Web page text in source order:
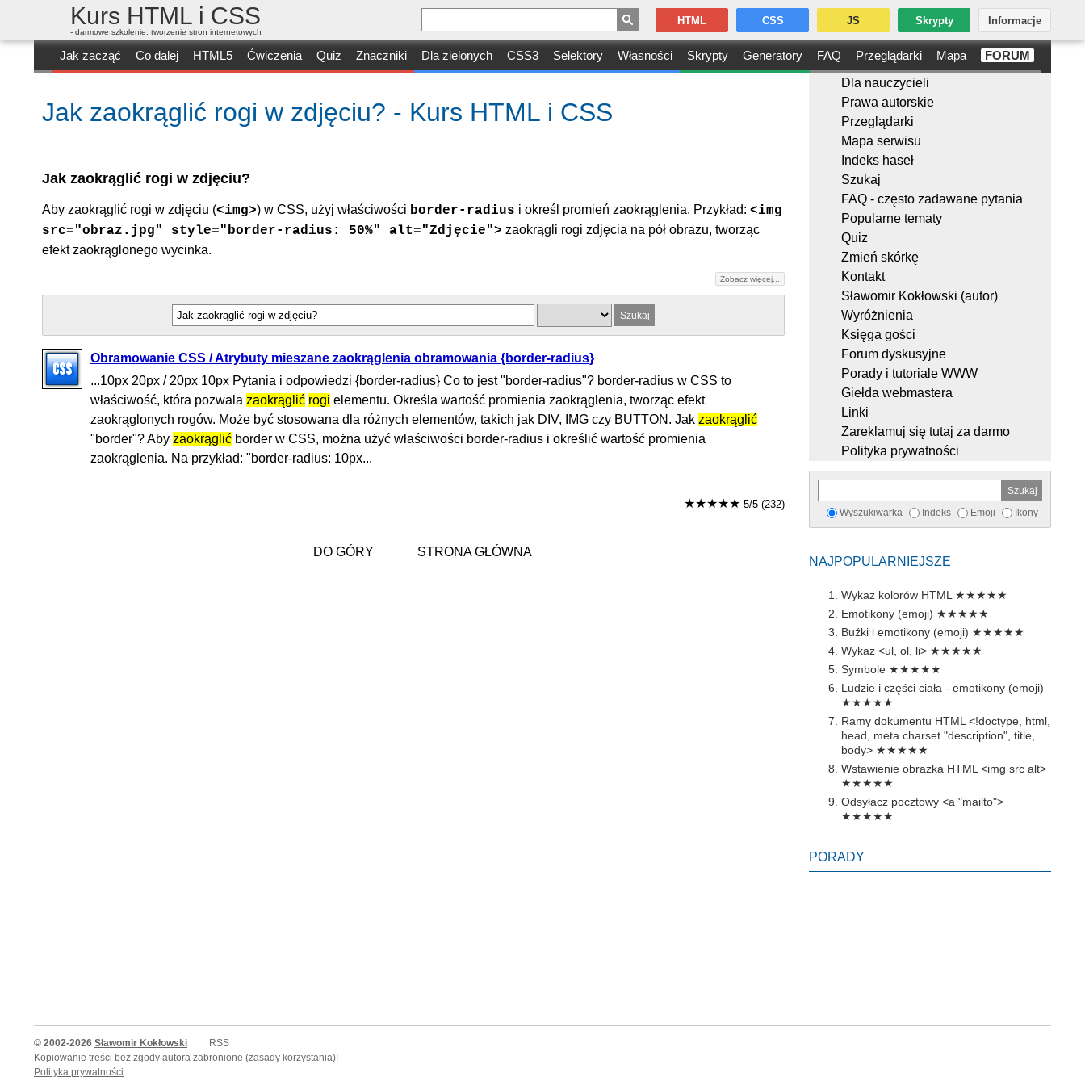
Kurs HTML i CSS
- darmowe szkolenie: tworzenie stron internetowych
Jak zacząć Co dalej HTML5 Ćwiczenia Quiz Znaczniki Dla zielonych CSS3 Selektory Własności Skrypty Generatory FAQ Przeglądarki Mapa FORUM
HTML CSS JS Skrypty Informacje
Dla nauczycieli
Prawa autorskie
Przeglądarki
Mapa serwisu
Indeks haseł
Szukaj
FAQ - często zadawane pytania
Popularne tematy
Quiz
Zmień skórkę
Kontakt
Sławomir Kokłowski (autor)
Wyróżnienia
Księga gości
Forum dyskusyjne
Porady i tutoriale WWW
Giełda webmastera
Linki
Zareklamuj się tutaj za darmo
Polityka prywatności
Wyszukiwarka Indeks Emoji Ikony
NAJPOPULARNIEJSZE
Wykaz kolorów HTML ★★★★★
Emotikony (emoji) ★★★★★
Buźki i emotikony (emoji) ★★★★★
Wykaz <ul, ol, li> ★★★★★
Symbole ★★★★★
Ludzie i części ciała - emotikony (emoji)
★★★★★
Ramy dokumentu HTML <!doctype, html,
head, meta charset "description", title,
body> ★★★★★
Wstawienie obrazka HTML <img src alt>
★★★★★
Odsyłacz pocztowy <a "mailto">
★★★★★
PORADY
Jak zaokrąglić rogi w zdjęciu? - Kurs HTML i CSS
Jak zaokrąglić rogi w zdjęciu?
Aby zaokrąglić rogi w zdjęciu (<img>) w CSS, użyj właściwości border-radius i określ promień zaokrąglenia. Przykład: <img
src="obraz.jpg" style="border-radius: 50%" alt="Zdjęcie"> zaokrągli rogi zdjęcia na pół obrazu, tworząc
efekt zaokrąglonego wycinka.
Zobacz więcej...
Obramowanie CSS / Atrybuty mieszane zaokrąglenia obramowania {border-radius}
...10px 20px / 20px 10px Pytania i odpowiedzi {border-radius} Co to jest "border-radius"? border-radius w CSS to
właściwość, która pozwala zaokrąglić rogi elementu. Określa wartość promienia zaokrąglenia, tworząc efekt
zaokrąglonych rogów. Może być stosowana dla różnych elementów, takich jak DIV, IMG czy BUTTON. Jak zaokrąglić
"border"? Aby zaokrąglić border w CSS, można użyć właściwości border-radius i określić wartość promienia
zaokrąglenia. Na przykład: "border-radius: 10px...
★★★★★ 5/5 (232)
DO GÓRY STRONA GŁÓWNA
© 2002-2026 Sławomir Kokłowski
RSS
Kopiowanie treści bez zgody autora zabronione (zasady korzystania)!
Polityka prywatności